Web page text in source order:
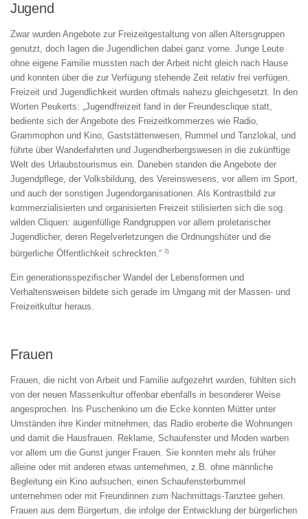
Jugend
Zwar wurden Angebote zur Freizeitgestaltung von allen Altersgruppen
genutzt, doch Iagen die Jugendlichen dabei ganz vorne. Junge Leute
ohne eigene Familie mussten nach der Arbeit nicht gleich nach Hause
und konnten über die zur Verfügung stehende Zeit relativ frei verfügen.
Freizeit und Jugendlichkeit wurden oftmals nahezu gleichgesetzt. In den
Worten Peukerts: „Jugendfreizeit fand in der Freundesclique statt,
bediente sich der Angebote des Freizeitkommerzes wie Radio,
Grammophon und Kino, Gaststättenwesen, Rummel und Tanzlokal, und
führte über Wanderfahrten und Jugendherbergswesen in die zukünftige
Welt des Urlaubstourismus ein. Daneben standen die Angebote der
Jugendpflege, der Volksbildung, des Vereinswesens, vor allem im Sport,
und auch der sonstigen Jugendorganisationen. Als Kontrastbild zur
kommerzialisierten und organisierten Freizeit stilisierten sich die sog.
wilden Cliquen: augenfüllige Randgruppen vor allem proletarischer
Jugendlicher, deren Regelverletzungen die Ordnungshüter und die
bürgerliche Öffentlichkeit schreckten.“ 2)
Ein generationsspezifischer Wandel der Lebensformen und
Verhaltensweisen bildete sich gerade im Umgang mit der Massen- und
Freizeitkultur heraus.
Frauen
Frauen, die nicht von Arbeit und Familie aufgezehrt wurden, fühlten sich
von der neuen Massenkultur offenbar ebenfalls in besonderer Weise
angesprochen. lns Puschenkino um die Ecke konnten Mütter unter
Umständen ihre Kinder mitnehmen, das Radio eroberte die Wohnungen
und damit die Hausfrauen. Reklame, Schaufenster und Moden warben
vor allem um die Gunst junger Frauen. Sie konnten mehr als früher
alleine oder mit anderen etwas unternehmen, z.B. ohne männliche
Begleitung ein Kino aufsuchen, einen Schaufensterbummel
unternehmen oder mit Freundinnen zum Nachmittags-Tanztee gehen.
Frauen aus dem Bürgertum, die infolge der Entwicklung der bürgerlichen